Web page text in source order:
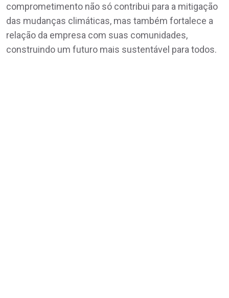
comprometimento não só contribui para a mitigação
das mudanças climáticas, mas também fortalece a
relação da empresa com suas comunidades,
construindo um futuro mais sustentável para todos.